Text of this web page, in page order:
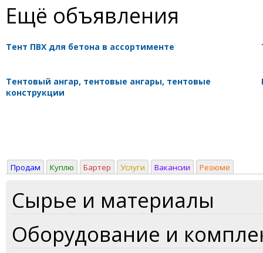
Ещё объявления
Тент ПВХ для бетона в ассортименте
Тентовый ангар, тентовые ангары, тентовые
конструкции
Продам Куплю Бартер Услуги Вакансии Резюме
Сырье и материалы
Оборудование и